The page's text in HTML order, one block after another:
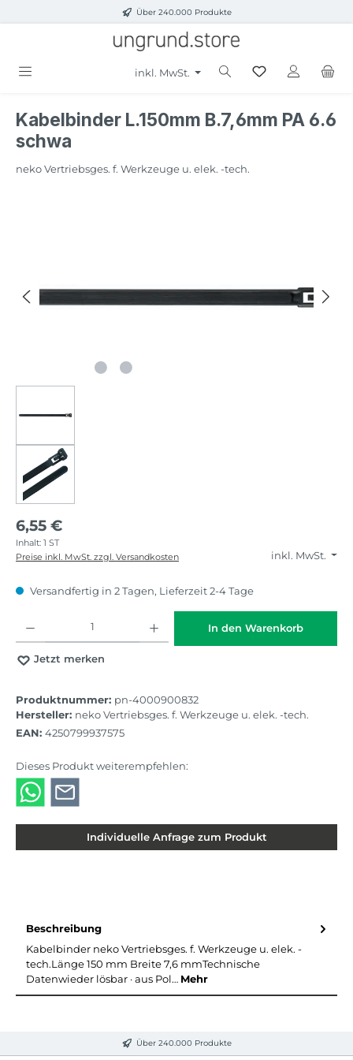
Zum Hauptinhalt springenÜber 240.000 Produkte
inkl. MwSt.
Kabelbinder L.150mm B.7,6mm PA 6.6
schwa
neko Vertriebsges. f. Werkzeuge u. elek. -tech.
6,55 €
Inhalt: 1 ST
inkl. MwSt.
Preise inkl. MwSt. zzgl. Versandkosten
Versandfertig in 2 Tagen, Lieferzeit 2-4 Tage
In den Warenkorb
Jetzt merken
Produktnummer: pn-4000900832
Hersteller: neko Vertriebsges. f. Werkzeuge u. elek. -tech.
EAN: 4250799937575
Dieses Produkt weiterempfehlen:
Individuelle Anfrage zum Produkt
Beschreibung
Kabelbinder neko Vertriebsges. f. Werkzeuge u. elek. -
tech.Länge 150 mm Breite 7,6 mmTechnische
Datenwieder lösbar · aus Pol… Mehr
Über 240.000 Produkte